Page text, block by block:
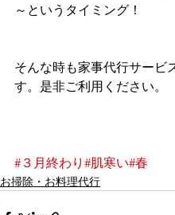
～というタイミング！
そんな時も家事代行サービ
す。是非ご利用ください。
#３月終わり #肌寒い#春
お掃除・お料理代行